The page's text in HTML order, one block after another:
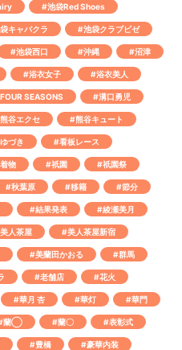
#池袋Red Shoes
キャバクラ #池袋クラブビゼ
#池袋西口 #沖縄 #沼津
#浴衣女子 #浴衣美人
SEASONS #溝口勇児
谷エクセ #熊谷キュート
づき #看板レース
物 #祇園 #祇園祭
#秋葉原 #移籍 #節分
#結果発表 #綾瀬美月
人茶屋 #美人茶屋新宿
#美蘭田かおる #群馬
#老舗店 #花火
#華月 杏 #華灯 #華門
蘭◯ #蘭〇 #表彰式
#豊橋 #豪華内装